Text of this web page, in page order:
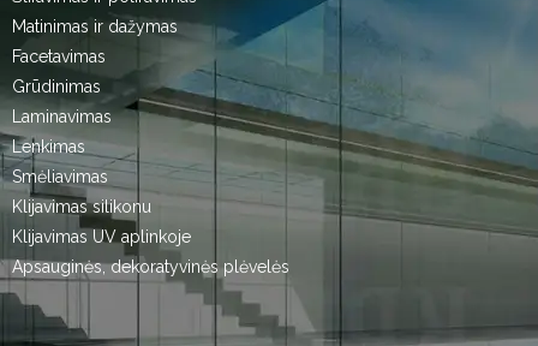
Matinimas ir dažymas
Facetavimas
Grūdinimas
Laminavimas
Lenkimas
Smėliavimas
Klijavimas silikonu
Klijavimas UV aplinkoje
Apsauginės, dekoratyvinės plėvelės